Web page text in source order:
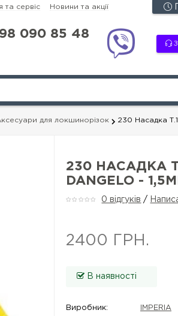
та сервіс Новини та акції
090 85 48
для локшинорізок 230 Насадка Т.1
230 НАСАДКА
DANGELO -
0 відгуків /
2400 ГРН.
В наявності
Виробник:
IMPERIA